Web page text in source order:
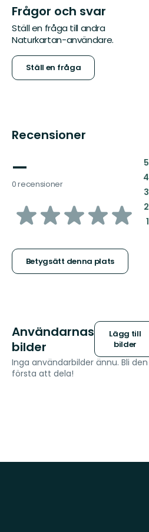
Frågor och svar
Ställ en fråga till andra
Naturkartan-användare.
Ställ en fråga
Recensioner
—
0 recensioner
av
stjärnor
Betygsätt denna plats
5:
4:
3:
2:
1:
Användarnas
bilder
Lägg till
bilder
Inga användarbilder ännu. Bli den
första att dela!